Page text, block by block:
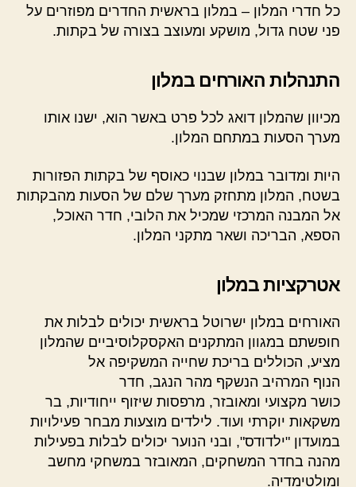
כל חדרי המלון – במלון בראשית החדרים מפוזרים על
פני שטח גדול, מושקע ומעוצב בצורה של בקתות.
התנהלות האורחים במלון
מכיוון שהמלון דואג לכל פרט באשר הוא, ישנו אותו
מערך הסעות במתחם המלון.
היות ומדובר במלון שבנוי כאוסף של בקתות הפזורות
בשטח, המלון מתחזק מערך שלם של הסעות מהבקתות
אל המבנה המרכזי שמכיל את הלובי, חדר האוכל,
הספא, הבריכה ושאר מתקני המלון.
אטרקציות במלון
האורחים במלון ישרוטל בראשית יכולים לבלות את
חופשתם במגוון המתקנים האקסקלוסיביים שהמלון
מציע, הכוללים בריכת שחייה המשקיפה אל
הנוף המרהיב הנשקף מהר הנגב, חדר
כושר מקצועי ומאובזר, מרפסות שיזוף ייחודיות, בר
משקאות יוקרתי ועוד. לילדים מוצעות מבחר פעילויות
במועדון "ילדודס", ובני הנוער יכולים לבלות בפעילות
מהנה בחדר המשחקים, המאובזר במשחקי מחשב
ומולטימדיה.